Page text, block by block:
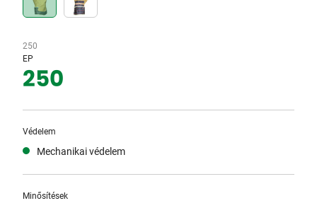
250
EP
250
Védelem
Mechanikai védelem
Minősítések